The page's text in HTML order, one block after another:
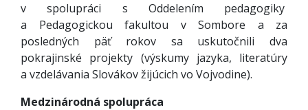
v spolupráci s Oddelením pedagogiky
a Pedagogickou fakultou v Sombore a za
posledných päť rokov sa uskutočnili dva
pokrajinské projekty (výskumy jazyka, literatúry
a vzdelávania Slovákov žijúcich vo Vojvodine).
Medzinárodná spolupráca